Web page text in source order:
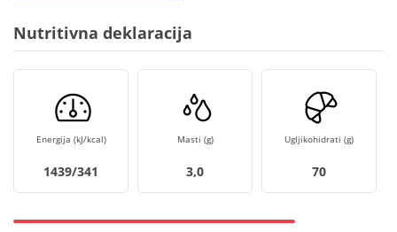
Nutritivna deklaracija
Energija (kJ/kcal)
1439/341
Masti (g)
3,0
Ugljikohidrati (g)
70